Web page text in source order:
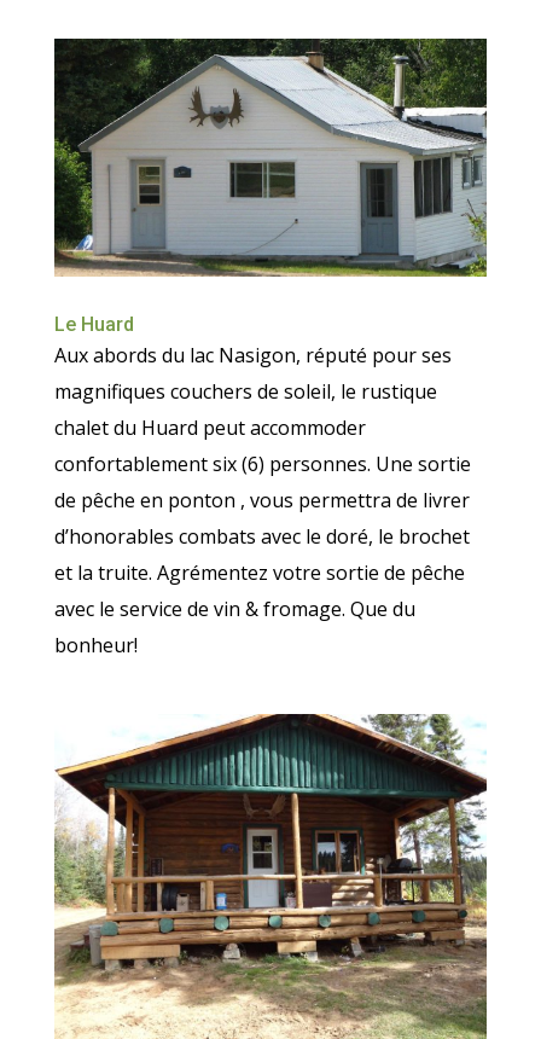
Le Huard
Aux abords du lac Nasigon, réputé pour ses
magnifiques couchers de soleil, le rustique
chalet du Huard peut accommoder
confortablement six (6) personnes. Une sortie
de pêche en ponton , vous permettra de livrer
d’honorables combats avec le doré, le brochet
et la truite. Agrémentez votre sortie de pêche
avec le service de vin & fromage. Que du
bonheur!